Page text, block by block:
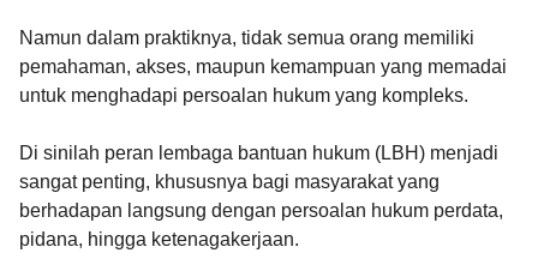
Namun dalam praktiknya, tidak semua orang memiliki
pemahaman, akses, maupun kemampuan yang memadai
untuk menghadapi persoalan hukum yang kompleks.
Di sinilah peran lembaga bantuan hukum (LBH) menjadi
sangat penting, khususnya bagi masyarakat yang
berhadapan langsung dengan persoalan hukum perdata,
pidana, hingga ketenagakerjaan.